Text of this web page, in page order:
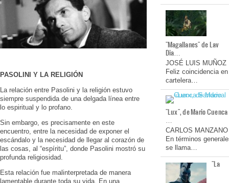
PASOLINI Y LA RELIGIÓN
La relación entre Pasolini y la religión estuvo
siempre suspendida de una delgada línea entre
lo espiritual y lo profano.
Sin embargo, es precisamente en este
encuentro, entre la necesidad de exponer el
escándalo y la necesidad de llegar al corazón de
las cosas, al “espíritu”, donde Pasolini mostró su
profunda religiosidad.
Esta relación fue malinterpretada de manera
lamentable durante toda su vida. En una
"Magallanes" de Lav
Dia…
JOSÉ LUIS MUÑOZ
Feliz coincidencia en
cartelera…
"Lux", de Mario Cuenca
…
CARLOS MANZANO
En términos
se llama…
"La